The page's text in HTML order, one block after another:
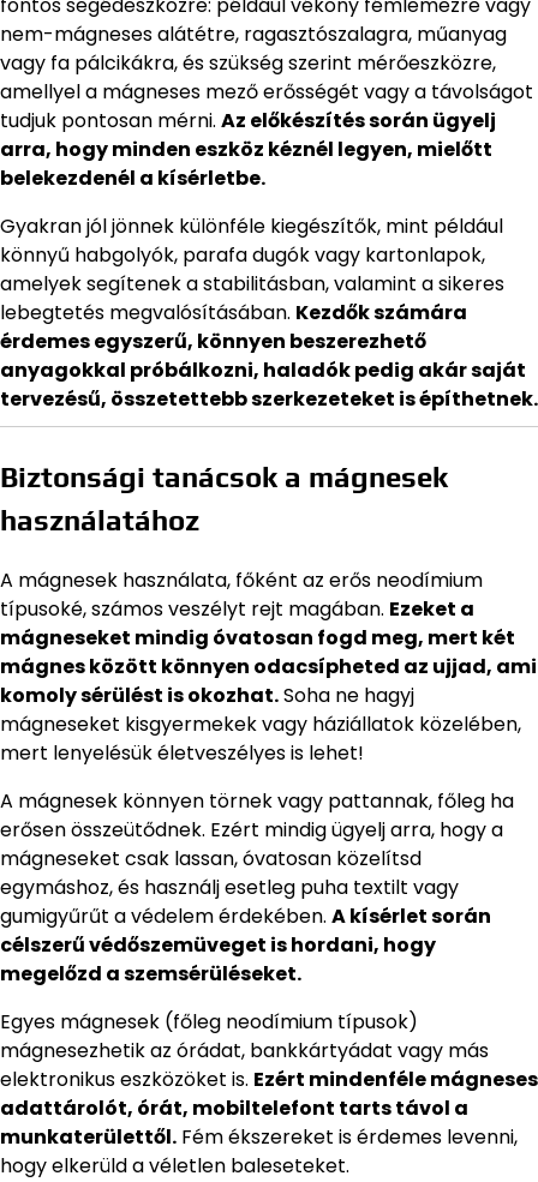
nem-mágneses alátétre, ragasztószalagra, műanyag
vagy fa pálcikákra, és szükség szerint mérőeszközre,
amellyel a mágneses mező erősségét vagy a távolságot
tudjuk pontosan mérni. Az előkészítés során ügyelj
arra, hogy minden eszköz kéznél legyen, mielőtt
belekezdenél a kísérletbe.
Gyakran jól jönnek különféle kiegészítők, mint például
könnyű habgolyók, parafa dugók vagy kartonlapok,
amelyek segítenek a stabilitásban, valamint a sikeres
lebegtetés megvalósításában. Kezdők számára
érdemes egyszerű, könnyen beszerezhető
anyagokkal próbálkozni, haladók pedig akár saját
tervezésű, összetettebb szerkezeteket is építhetnek.
Biztonsági tanácsok a mágnesek
használatához
A mágnesek használata, főként az erős neodímium
típusoké, számos veszélyt rejt magában. Ezeket a
mágneseket mindig óvatosan fogd meg, mert két
mágnes között könnyen odacsípheted az ujjad, ami
komoly sérülést is okozhat.Soha ne hagyj
mágneseket kisgyermekek vagy háziállatok közelében,
mert lenyelésük életveszélyes is lehet!
A mágnesek könnyen törnek vagy pattannak, főleg ha
erősen összeütődnek. Ezért mindig ügyelj arra, hogy a
mágneseket csak lassan, óvatosan közelítsd
egymáshoz, és használj esetleg puha textilt vagy
gumigyűrűt a védelem érdekében. A kísérlet során
célszerű védőszemüveget is hordani, hogy
megelőzd a szemsérüléseket.
Egyes mágnesek (főleg neodímium típusok)
mágnesezhetik az órádat, bankkártyádat vagy más
elektronikus eszközöket is. Ezért mindenféle mágneses
adattárolót, órát, mobiltelefont tarts távol a
munkaterülettől. Fém ékszereket is érdemes levenni,
hogy elkerüld a véletlen baleseteket.